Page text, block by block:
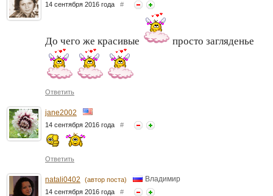
14 сентября 2016 года #
До чего же красивые просто загляденье
Ответить
jane2002
14 сентября 2016 года #
Ответить
natali0402 (автор поста) Владимир
14 сентября 2016 года #